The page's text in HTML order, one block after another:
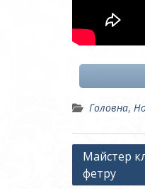
Головна,
Навігація
записів
Майстер
фетру